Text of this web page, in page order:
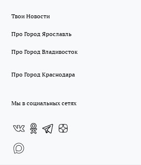
Твои Новости
Про Город Ярославль
Про Город Владивосток
Про Город Краснодара
Мы в социальных сетях